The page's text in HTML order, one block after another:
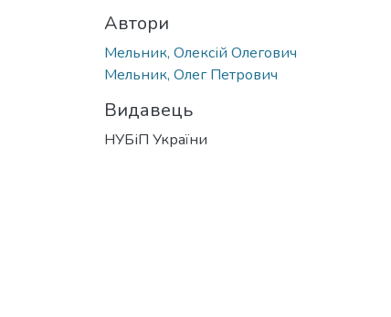
Автори
Мельник, Олексій Олегович
Мельник, Олег Петрович
Видавець
НУБіП України